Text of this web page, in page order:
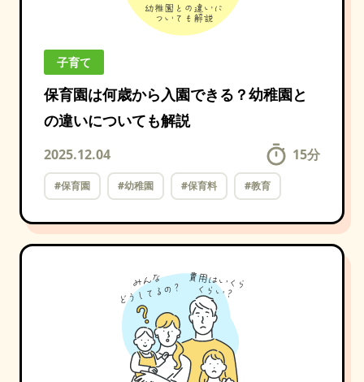
子育て
保育園は何歳から入園できる？幼稚園と
の違いについても解説
2025.12.04 15分
#保育園 #幼稚園 #保育料 #教育